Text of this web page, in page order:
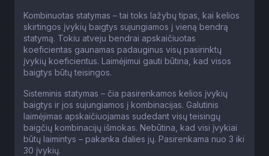
Kombinuotas statymas – tai toks lažybų tipas, kai kelios
skirtingos įvykių baigtys sujungiamos į vieną bendrą
statymą. Tokiu atveju bendrai apskaičiuotas
koeficientas gaunamas padauginus visų pasirinktų
įvykių koeficientus. Laimėjimui gauti būtina, kad visos
baigtys būtų teisingos.
Sisteminis statymas – čia pasirenkamos kelios įvykių
baigtys ir jos sujungiamos į kombinacijas. Galutinis
laimėjimas apskaičiuojamas sudedant visų teisingų
baigčių kombinacijų išmokas. Nebūtina, kad visi įvykiai
būtų laimintys – pakanka dalies jų. Pasirenkama nuo 3 iki
30 įvykių.